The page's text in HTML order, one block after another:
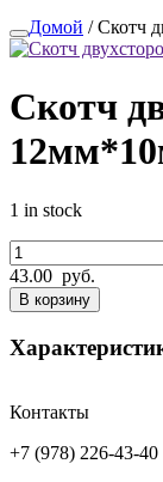
Домой / Скотч
Скотч
1 in stock
43.00 руб.
В корзину
Контакты
+7 (978) 226-43-40